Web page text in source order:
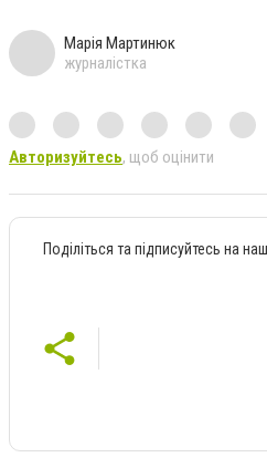
Марія Мартинюк
журналістка
Авторизуйтесь, щоб оцінити
Поділіться та підписуйтесь на